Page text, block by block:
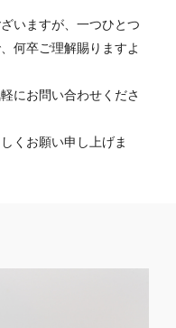
いますが、一つひとつ
何卒ご理解賜りますよ
にお問い合わせくださ
くお願い申し上げま